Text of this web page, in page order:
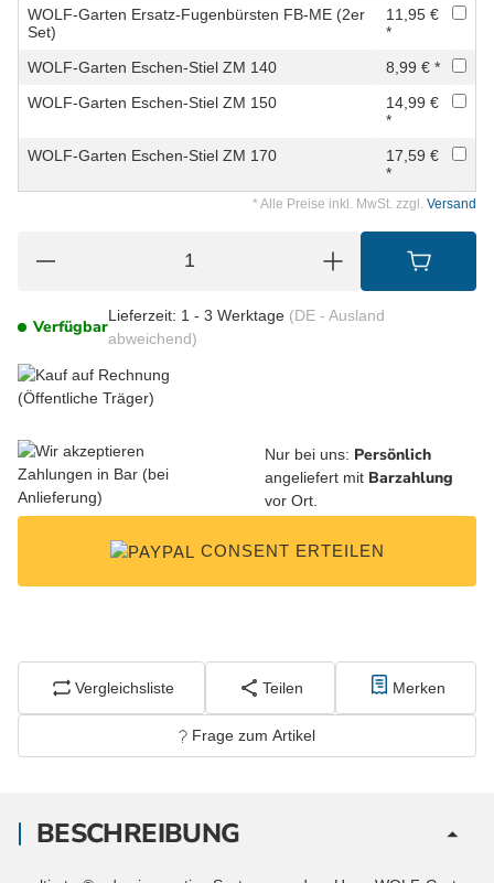
WOLF-Garten Ersatz-Fugenbürsten FB-ME (2er
Set)
11,95 €
*
WOLF-Garten Eschen-Stiel ZM 140
8,99 € *
WOLF-Garten Eschen-Stiel ZM 150
14,99 €
*
WOLF-Garten Eschen-Stiel ZM 170
17,59 €
*
* Alle Preise inkl. MwSt. zzgl. Versand
Verfügbar
Lieferzeit: 1 - 3 Werktage (DE - Ausland
abweichend)
Nur bei uns: Persönlich
angeliefert mit Barzahlung
vor Ort.
CONSENT ERTEILEN
Vergleichsliste Teilen Merken
Frage zum Artikel
BESCHREIBUNG